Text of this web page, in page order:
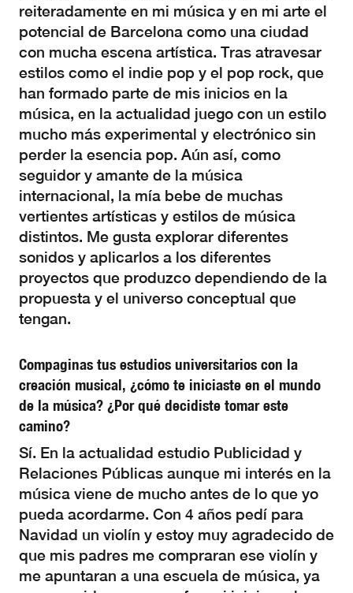
reiteradamente en mi música y en mi arte el
potencial de Barcelona como una ciudad
con mucha escena artística. Tras atravesar
estilos como el indie pop y el pop rock, que
han formado parte de mis inicios en la
música, en la actualidad juego con un estilo
mucho más experimental y electrónico sin
perder la esencia pop. Aún así, como
seguidor y amante de la música
internacional, la mía bebe de muchas
vertientes artísticas y estilos de música
distintos. Me gusta explorar diferentes
sonidos y aplicarlos a los diferentes
proyectos que produzco dependiendo de la
propuesta y el universo conceptual que
tengan.
Compaginas tus estudios universitarios con la
creación musical, ¿cómo te iniciaste en el mundo
de la música? ¿Por qué decidiste tomar este
camino?
Sí. En la actualidad estudio Publicidad y
Relaciones Públicas aunque mi interés en la
música viene de mucho antes de lo que yo
pueda acordarme. Con 4 años pedí para
Navidad un violín y estoy muy agradecido de
que mis padres me compraran ese violín y
me apuntaran a una escuela de música, ya